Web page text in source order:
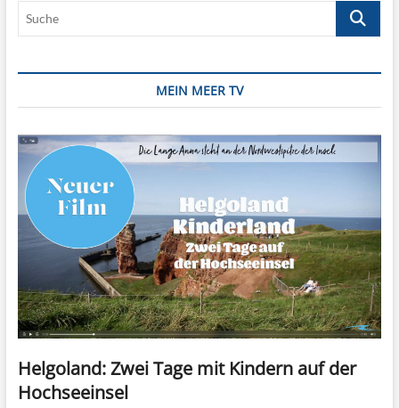
Suche
MEIN MEER TV
Helgoland: Zwei Tage mit Kindern auf der
Hochseeinsel